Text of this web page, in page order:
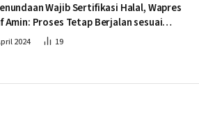
Wajib Sertifikasi Halal, Wapres
Amin: Proses Tetap Berjalan sesuai
2024 19